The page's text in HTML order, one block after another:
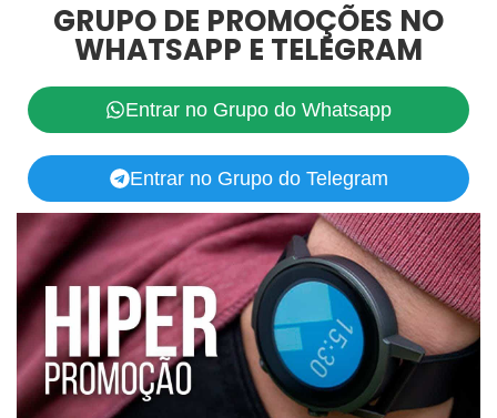
GRUPO DE PROMOÇÕES NO
WHATSAPP E TELEGRAM
Entrar no Grupo do Whatsapp
Entrar no Grupo do Telegram